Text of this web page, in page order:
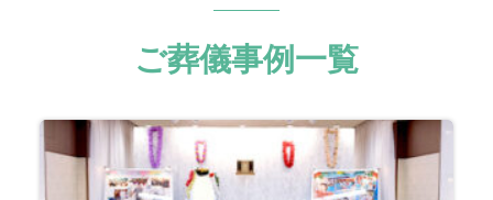
ご葬儀事例一覧